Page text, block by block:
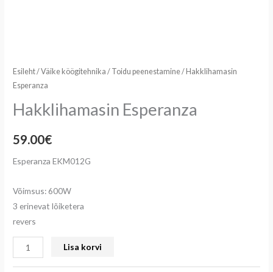
Esileht/Väike köögitehnika / Toidu peenestamine/ Hakklihamasin
Esperanza
Hakklihamasin Esperanza
59.00€
Esperanza EKM012G
Võimsus: 600W
3 erinevat lõiketera
revers
Lisa korvi